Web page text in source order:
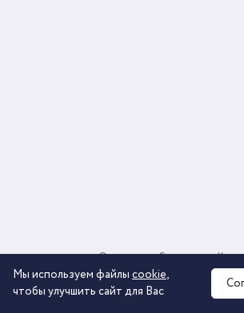
2026 © ООО «КОМОС ГРУПП» «Торговая
О компании Соглашение
Политика обработки
Мы используем файлы cookie,
чтобы улучшить сайт для Вас